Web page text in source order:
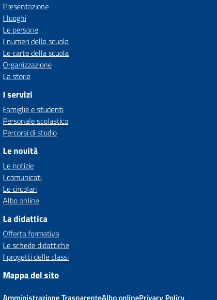
Presentazione
I luoghi
Le persone
I numeri della scuola
Le carte della scuola
Organizzazione
La storia
I servizi
Famiglie e studenti
Personale scolastico
Percorsi di studio
Le novità
Le notizie
I comunicati
Le circolari
Albo online
La didattica
Offerta formativa
Le schede didattiche
I progetti delle classi
Mappa del sito
Amministrazione TrasparenteAlbo onlinePrivacy Policy